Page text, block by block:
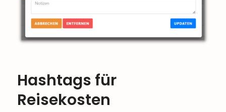
Hashtags für
Reisekosten